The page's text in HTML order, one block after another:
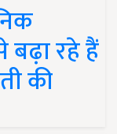
रहे हैं
की